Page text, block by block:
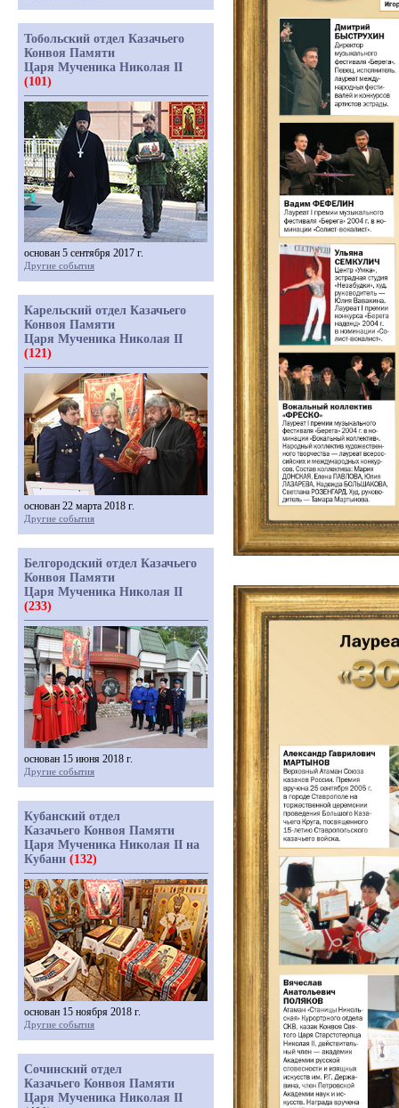
Тобольский отдел Казачьего
Конвоя Памяти
Царя Мученика Николая II
(101)
основан 5 сентября 2017 г.
Другие события
Карельский отдел Казачьего
Конвоя Памяти
Царя Мученика Николая II
(121)
основан 22 марта 2018 г.
Другие события
Белгородский отдел Казачьего
Конвоя Памяти
Царя Мученика Николая II
(233)
основан 15 июня 2018 г.
Другие события
Кубанский отдел
Казачьего Конвоя Памяти
Царя Мученика Николая II на
Кубани (132)
основан 15 ноября 2018 г.
Другие события
Сочинский отдел
Казачьего Конвоя Памяти
Царя Мученика Николая II